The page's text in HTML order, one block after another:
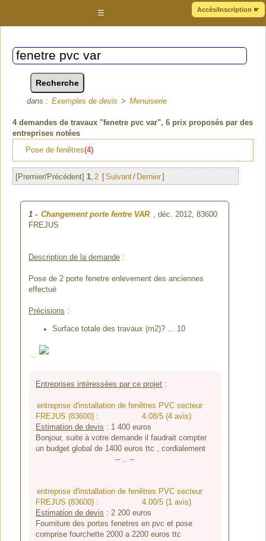
Accès/Inscription ☛
☰
dans : Exemples de devis > Menuiserie
4 demandes de travaux "fenetre pvc var", 6 prix proposés par des
entreprises notées
Pose de fenêtres(4)
[Premier/Précédent] 1, 2 Suivant/ Dernier
1- Changement porte fentre VAR , déc. 2012, 83600
FREJUS
Description de la demande:
Pose de 2 porte fenetre enlevement des anciennes
effectué
Précisions :
Surface totale des travaux (m2)? ... 10
...
Entreprises intéressées par ce projet :
entreprise d'installation de fenêtres PVC secteur
FREJUS (83600) :
4.08/5 (4 avis)
Estimation de devis : 1 400 euros
Bonjour, suite à votre demande il faudrait compter
un budget global de 1400 euros ttc , cordialement
-- .. --
entreprise d'installation de fenêtres PVC secteur
FREJUS (83600) :
4.00/5 (1 avis)
Estimation de devis : 2 200 euros
Fourniture des portes fenetres en pvc et pose
comprise fourchette 2000 a 2200 euros ttc